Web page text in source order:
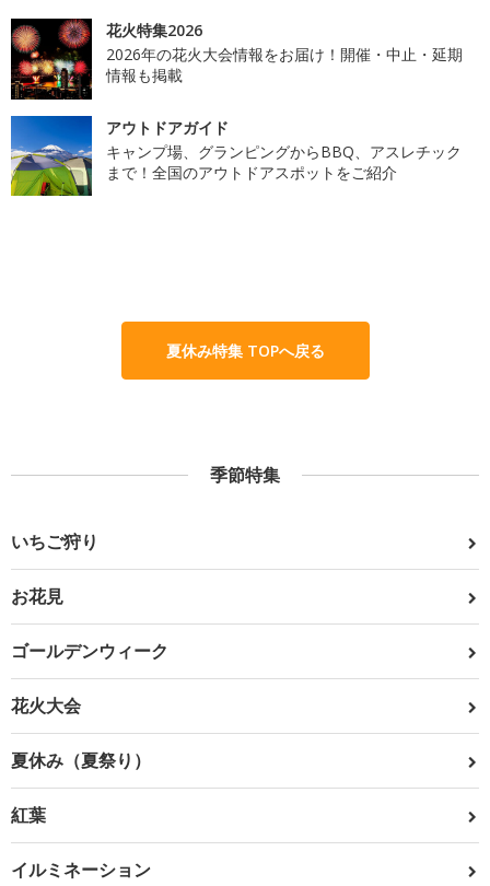
花火特集2026
2026年の花火大会情報をお届け！開催・中止・延期
情報も掲載
アウトドアガイド
キャンプ場、グランピングからBBQ、アスレチック
まで！全国のアウトドアスポットをご紹介
夏休み特集 TOPへ戻る
季節特集
いちご狩り
お花見
ゴールデンウィーク
花火大会
夏休み（夏祭り）
紅葉
イルミネーション